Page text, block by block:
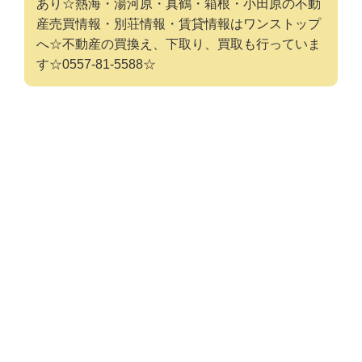
あり☆熱海・湯河原・真鶴・箱根・小田原の不動
産売買情報・別荘情報・賃貸情報はワンストップ
へ☆不動産の買換え、下取り、買取も行っていま
す☆0557-81-5588☆